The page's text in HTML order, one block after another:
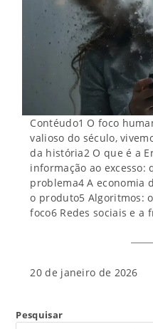
Contéudo1 O foco
valioso do século,
da história2 O que é a
informação ao
problema4 A economia
o produto5 Algoritmos:
foco6 Redes sociais e a
20 de janeiro de 2026
Pesquisar